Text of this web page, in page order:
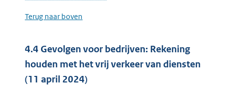
Terug naar boven
4.4 Gevolgen voor bedrijven: Rekening
houden met het vrij verkeer van diensten
(11 april 2024)